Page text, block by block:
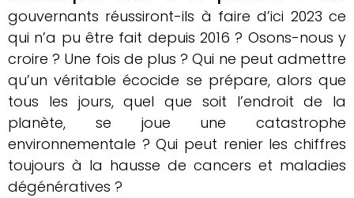
gouvernants réussiront-ils à faire d’ici 2023 ce
qui n’a pu être fait depuis 2016 ? Osons-nous y
croire ? Une fois de plus ? Qui ne peut admettre
qu’un véritable écocide se prépare, alors que
tous les jours, quel que soit l’endroit de la
planète, se joue une catastrophe
environnementale ? Qui peut renier les chiffres
toujours à la hausse de cancers et maladies
dégénératives ?